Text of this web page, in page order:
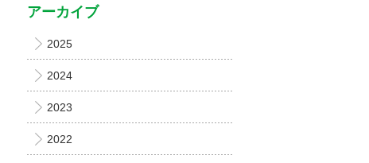
アーカイブ
2025
2024
2023
2022